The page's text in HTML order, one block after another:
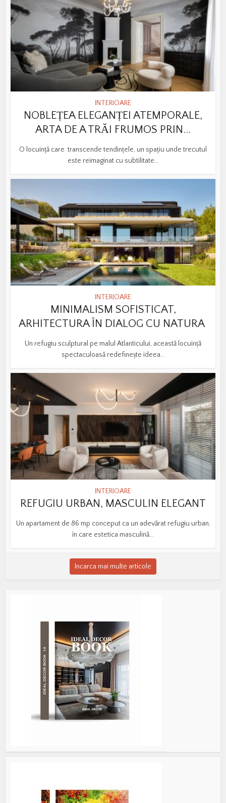
INTERIOARE
NOBLEȚEA ELEGANȚEI ATEMPORALE,
ARTA DE A TRĂI FRUMOS PRIN...
O locuință care transcende tendințele, un spațiu unde trecutul
este reimaginat cu subtilitate...
INTERIOARE
MINIMALISM SOFISTICAT,
ARHITECTURA ÎN DIALOG CU NATURA
Un refugiu sculptural pe malul Atlanticului, această locuință
spectaculoasă redefinește ideea...
INTERIOARE
REFUGIU URBAN, MASCULIN ELEGANT
Un apartament de 86 mp conceput ca un adevărat refugiu urban,
în care estetica masculină...
Incarca mai multe articole